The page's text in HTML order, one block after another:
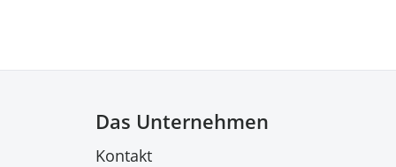
Das Unternehmen
Kontakt